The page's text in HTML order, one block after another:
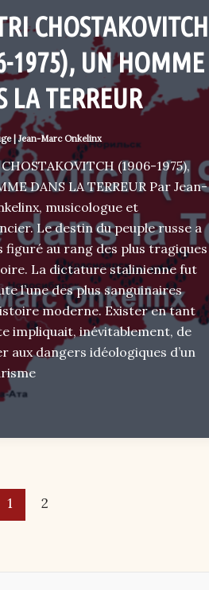
CHOSTAKOVITCH
1975), UN HOMME
LA TERREUR
|Jean-Marc Onkelinx
(1906-1975),
DANS LA TERREUR Par Jean-
musicologue et
Le destin du peuple russe a
figuré au rang des plus tragiques
La dictature stalinienne fut
l’une des plus sanguinaires
moderne. Exister en tant
impliquait, inévitablement, de
aux dangers idéologiques d’un
1 2